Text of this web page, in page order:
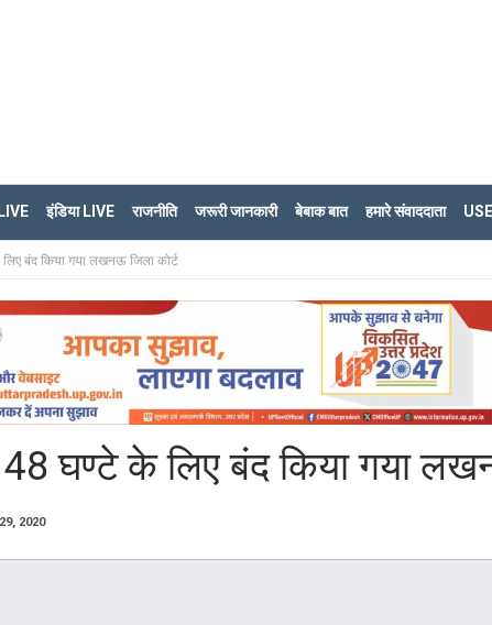
इंडिया LIVE राजनीति जरूरी जानकारी बेबाक बात हमारे संवाददाता
बंद किया गया लखनऊ जिला कोर्ट
48 घण्टे के लिए बंद किया गया
2020